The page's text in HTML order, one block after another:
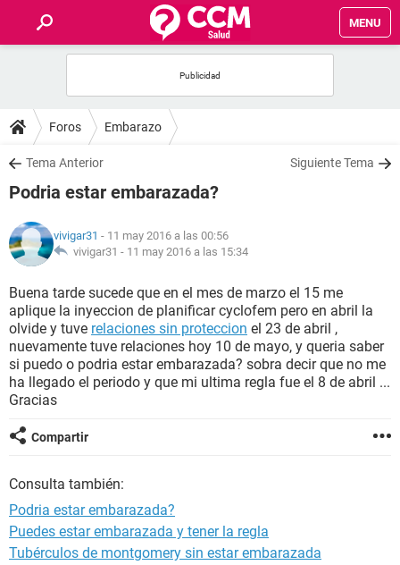
MENU
FOROS
SALUD
NUTRICIÓN
BIENESTAR
SEXUALIDAD
GLOSARIO
Foros Embarazo
Tema Anterior Siguiente Tema
Podria estar embarazada?
vivigar31 - 11 may 2016 a las 00:56
vivigar31 - 11 may 2016 a las 15:34
Buena tarde sucede que en el mes de marzo el 15 me
aplique la inyeccion de planificar cyclofem pero en abril la
olvide y tuve relaciones sin proteccion el 23 de abril ,
nuevamente tuve relaciones hoy 10 de mayo, y queria saber
si puedo o podria estar embarazada? sobra decir que no me
ha llegado el periodo y que mi ultima regla fue el 8 de abril ...
Gracias
Compartir
Consulta también:
Podria estar embarazada?
Puedes estar embarazada y tener la regla
Tubérculos de montgomery sin estar embarazada